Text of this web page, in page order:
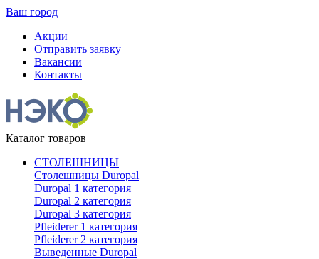
Ваш город
Акции
Отправить заявку
Вакансии
Контакты
Каталог товаров
СТОЛЕШНИЦЫ
Столешницы Duropal
Duropal 1 категория
Duropal 2 категория
Duropal 3 категория
Pfleiderer 1 категория
Pfleiderer 2 категория
Выведенные Duropal